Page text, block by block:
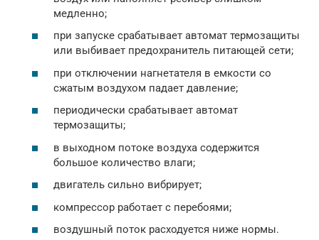
медленно;
при запуске срабатывает автомат термозащиты
или выбивает предохранитель питающей сети;
при отключении нагнетателя в емкости со
сжатым воздухом падает давление;
периодически срабатывает автомат
термозащиты;
в выходном потоке воздуха содержится
большое количество влаги;
двигатель сильно вибрирует;
компрессор работает с перебоями;
воздушный поток расходуется ниже нормы.